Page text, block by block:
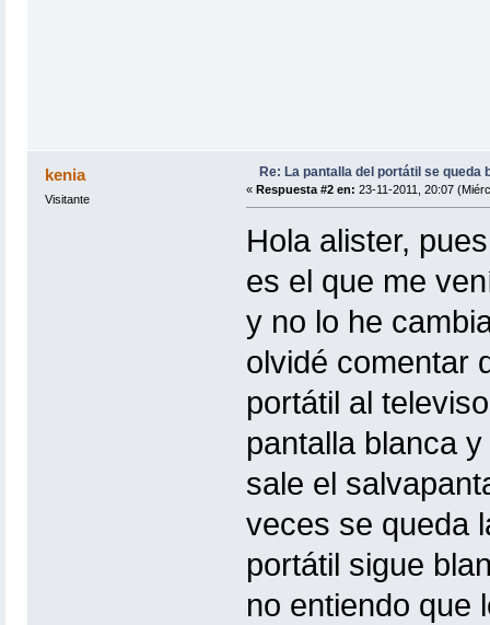
kenia
Visitante
Re: La pantalla del portátil se queda
« Respuesta #2 en: 23-11-2011, 20:07
Hola alister,
es el que me
y no lo he
olvidé comentar
portátil al
pantalla blanca
sale el
veces se queda
portátil sigue
no entiendo que